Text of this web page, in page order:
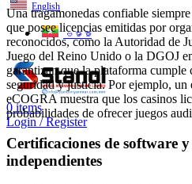
English
ဗမာစာ
0items
Login / Register
Una tragamonedas confiable
que posee licencias emitidas por
reconocidos, como la Autoridad de
Juego del Reino Unido o la DGOJ
garantizan que la plataforma cumple
seguridad y justicia. Por ejemplo, un
eCOGRA muestra que los casinos
probabilidades de ofrecer juegos
Certificaciones de software
independientes